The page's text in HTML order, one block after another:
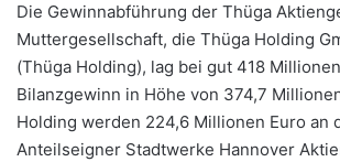
Die Gewinnabführung der Thüga
Muttergesellschaft, die Thüga Holding
(Thüga Holding), lag bei gut 418
Bilanzgewinn in Höhe von 374,7
Holding werden 224,6 Millionen Euro an
Anteilseigner Stadtwerke Hannover